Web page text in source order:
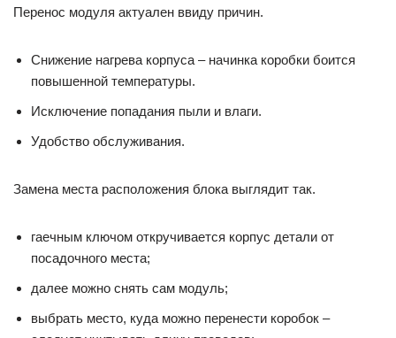
Перенос модуля актуален ввиду причин.
Снижение нагрева корпуса – начинка коробки боится
повышенной температуры.
Исключение попадания пыли и влаги.
Удобство обслуживания.
Замена места расположения блока выглядит так.
гаечным ключом откручивается корпус детали от
посадочного места;
далее можно снять сам модуль;
выбрать место, куда можно перенести коробок –